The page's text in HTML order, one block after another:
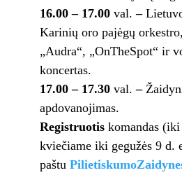
16.00 – 17.00val.–
Karinių oro pajėgų
„Audra“, „OnTheSpot“ ir
koncertas.
17.00 – 17.30val.–
apdovanojimas.
Registruotiskomandas (iki
kviečiame iki gegužės 9 d.
paštu